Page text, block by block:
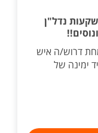
נדל"ן
דרוש/ה איש
ימינה של